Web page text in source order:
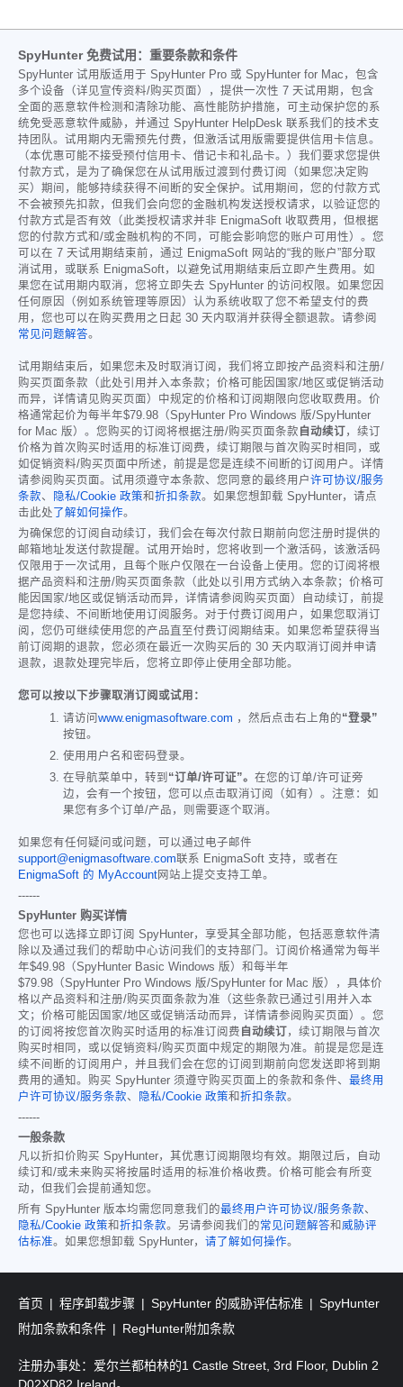
SpyHunter 免费试用：重要条款和条件
SpyHunter 试用版适用于 SpyHunter Pro 或 SpyHunter for Mac，包含
多个设备（详见宣传资料/购买页面），提供一次性 7 天试用期，包含
全面的恶意软件检测和清除功能、高性能防护措施，可主动保护您的系
统免受恶意软件威胁，并通过 SpyHunter HelpDesk 联系我们的技术支
持团队。试用期内无需预先付费，但激活试用版需要提供信用卡信息。
（本优惠可能不接受预付信用卡、借记卡和礼品卡。）我们要求您提供
付款方式，是为了确保您在从试用版过渡到付费订阅（如果您决定购
买）期间，能够持续获得不间断的安全保护。试用期间，您的付款方式
不会被预先扣款，但我们会向您的金融机构发送授权请求，以验证您的
付款方式是否有效（此类授权请求并非 EnigmaSoft 收取费用，但根据
您的付款方式和/或金融机构的不同，可能会影响您的账户可用性）。您
可以在 7 天试用期结束前，通过 EnigmaSoft 网站的“我的账户”部分取
消试用，或联系 EnigmaSoft，以避免试用期结束后立即产生费用。如
果您在试用期内取消，您将立即失去 SpyHunter 的访问权限。如果您因
任何原因（例如系统管理等原因）认为系统收取了您不希望支付的费
用，您也可以在购买费用之日起 30 天内取消并获得全额退款。请参阅
常见问题解答。
试用期结束后，如果您未及时取消订阅，我们将立即按产品资料和注册/
购买页面条款（此处引用并入本条款；价格可能因国家/地区或促销活动
而异，详情请见购买页面）中规定的价格和订阅期限向您收取费用。价
格通常起价为每半年$79.98 （SpyHunter Pro Windows 版/SpyHunter
for Mac 版）。您购买的订阅将根据注册/购买页面条款 自动续订 ，续订
价格为首次购买时适用的标准订阅费，续订期限与首次购买时相同，或
如促销资料/购买页面中所述，前提是您是连续不间断的订阅用户。详情
请参阅购买页面。试用须遵守本条款、您同意的最终用户许可协议/服务
条款、 隐私/Cookie 政策和折扣条款。如果您想卸载 SpyHunter，请点
击此处 了解如何操作。
为确保您的订阅自动续订，我们会在每次付款日期前向您注册时提供的
邮箱地址发送付款提醒。试用开始时，您将收到一个激活码，该激活码
仅限用于一次试用，且每个账户仅限在一台设备上使用。您的订阅将根
据产品资料和注册/购买页面条款（此处以引用方式纳入本条款；价格可
能因国家/地区或促销活动而异，详情请参阅购买页面）自动续订，前提
是您持续、不间断地使用订阅服务。对于付费订阅用户，如果您取消订
阅，您仍可继续使用您的产品直至付费订阅期结束。如果您希望获得当
前订阅期的退款，您必须在最近一次购买后的 30 天内取消订阅并申请
退款，退款处理完毕后，您将立即停止使用全部功能。
您可以按以下步骤取消订阅或试用：
请访问www.enigmasoftware.com ，然后点击右上角的“登录”
按钮。
使用用户名和密码登录。
在导航菜单中，转到 “订单/许可证”。 在您的订单/许可证旁
边，会有一个按钮，您可以点击取消订阅（如有）。注意：如
果您有多个订单/产品，则需要逐个取消。
如果您有任何疑问或问题，可以通过电子邮件
support@enigmasoftware.com联系 EnigmaSoft 支持，或者在
EnigmaSoft 的 MyAccount网站上提交支持工单。
------
SpyHunter 购买详情
您也可以选择立即订阅 SpyHunter，享受其全部功能，包括恶意软件清
除以及通过我们的帮助中心访问我们的支持部门。订阅价格通常为每半
年$49.98 （SpyHunter Basic Windows 版）和每半年
$79.98 （SpyHunter Pro Windows 版/SpyHunter for Mac 版），具体价
格以产品资料和注册/购买页面条款为准（这些条款已通过引用并入本
文；价格可能因国家/地区或促销活动而异，详情请参阅购买页面）。您
的订阅将按您首次购买时适用的标准订阅费 自动续订 ，续订期限与首次
购买时相同，或以促销资料/购买页面中规定的期限为准。前提是您是连
续不间断的订阅用户，并且我们会在您的订阅到期前向您发送即将到期
费用的通知。购买 SpyHunter 须遵守购买页面上的条款和条件、 最终用
户许可协议/服务条款、 隐私/Cookie 政策和折扣条款。
------
一般条款
凡以折扣价购买 SpyHunter，其优惠订阅期限均有效。期限过后，自动
续订和/或未来购买将按届时适用的标准价格收费。价格可能会有所变
动，但我们会提前通知您。
所有 SpyHunter 版本均需您同意我们的最终用户许可协议/服务条款、
隐私/Cookie 政策和折扣条款。另请参阅我们的常见问题解答和威胁评
估标准。如果您想卸载 SpyHunter， 请了解如何操作。
首页 程序卸载步骤 SpyHunter 的威胁评估标准
SpyHunter
附加条款和条件
RegHunter附加条款
注册办事处：爱尔兰都柏林的1 Castle Street, 3rd Floor, Dublin 2